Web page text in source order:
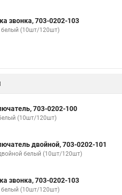
звонка, 703-0202-103
белый (10шт/120шт)
703-0202-100
(10шт/120шт)
двойной, 703-0202-101
белый (10шт/120шт)
звонка, 703-0202-103
белый (10шт/120шт)